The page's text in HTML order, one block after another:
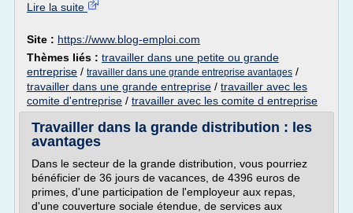
Lire la suite
Site : https://www.blog-emploi.com
Thèmes liés : travailler dans une petite ou grande
entreprise / travailler dans une grande entreprise avantages /
travailler dans une grande entreprise / travailler avec les
comite d'entreprise / travailler avec les comite d entreprise
Travailler dans la grande distribution : les
avantages
Dans le secteur de la grande distribution, vous pourriez
bénéficier de 36 jours de vacances, de 4396 euros de
primes, d'une participation de l'employeur aux repas,
d'une couverture sociale étendue, de services aux